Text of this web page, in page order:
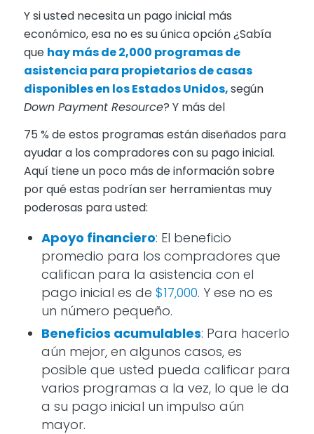
Y si usted necesita un pago inicial más
económico, esa no es su única opción ¿Sabía
que haymás de 2,000 programas de
asistencia para propietarios de casas
disponibles en los Estados Unidos,según
Down Payment Resource? Y más del
75 % de estos programas están diseñados para
ayudar a los compradores con su pago inicial.
Aquí tiene un poco más de información sobre
por qué estas podrían ser herramientas muy
poderosas para usted:
Apoyo financiero: El beneficio
promedio para los compradores que
califican para la asistencia con el
pago inicial es de $17,000. Y ese no es
un número pequeño.
Beneficios acumulables: Para hacerlo
aún mejor, en algunos casos, es
posible que usted pueda calificar para
varios programas a la vez, lo que le da
a su pago inicial un impulso aún
mayor.